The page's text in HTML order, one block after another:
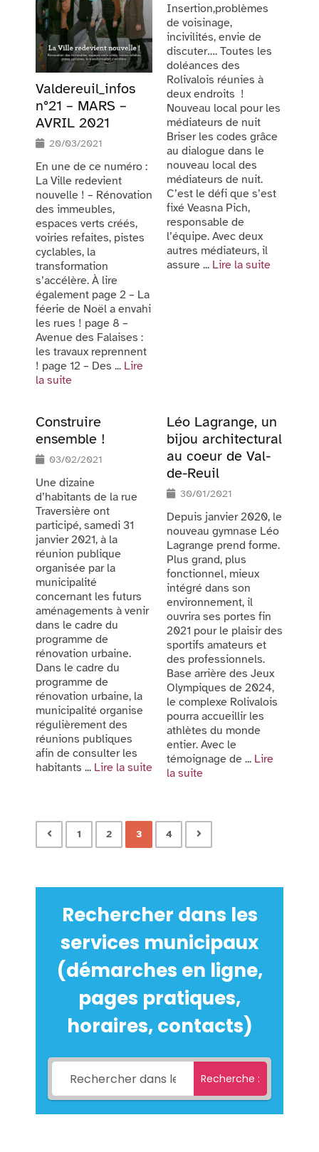
Valdereuil_infos
n°21 – MARS –
AVRIL 2021
20/03/2021
En une de ce numéro :
La Ville redevient
nouvelle ! – Rénovation
des immeubles,
espaces verts créés,
voiries refaites, pistes
cyclables, la
transformation
s’accélère. À lire
également page 2 – La
féerie de Noël a envahi
les rues ! page 8 –
Avenue des Falaises :
les travaux reprennent
! page 12 – Des ... Lire
la suite
Insertion,problèmes
de voisinage,
incivilités, envie de
discuter…. Toutes les
doléances des
Rolivalois réunies à
deux endroits !
Nouveau local pour les
médiateurs de nuit
Briser les codes grâce
au dialogue dans le
nouveau local des
médiateurs de nuit.
C’est le défi que s’est
fixé Veasna Pich,
responsable de
l’équipe. Avec deux
autres médiateurs, il
assure ... Lire la suite
Construire
ensemble !
03/02/2021
Une dizaine
d’habitants de la rue
Traversière ont
participé, samedi 31
janvier 2021, à la
réunion publique
organisée par la
municipalité
concernant les futurs
aménagements à venir
dans le cadre du
programme de
rénovation urbaine.
Dans le cadre du
programme de
rénovation urbaine, la
municipalité organise
régulièrement des
réunions publiques
afin de consulter les
habitants ... Lire la suite
Léo Lagrange, un
bijou architectural
au coeur de Val-
de-Reuil
30/01/2021
Depuis janvier 2020, le
nouveau gymnase Léo
Lagrange prend forme.
Plus grand, plus
fonctionnel, mieux
intégré dans son
environnement, il
ouvrira ses portes fin
2021 pour le plaisir des
sportifs amateurs et
des professionnels.
Base arrière des Jeux
Olympiques de 2024,
le complexe Rolivalois
pourra accueillir les
athlètes du monde
entier. Avec le
témoignage de ... Lire
la suite
1 2 3 4
Rechercher dans les
services municipaux
(démarches en ligne,
pages pratiques,
horaires, contacts)
Recherche :